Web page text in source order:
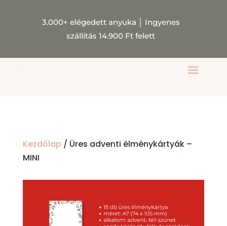
3.000+ elégedett anyuka
Ingyenes
szállítás 14.900 Ft felett
Kezdőlap / Üres adventi élménykártyák –
MINI